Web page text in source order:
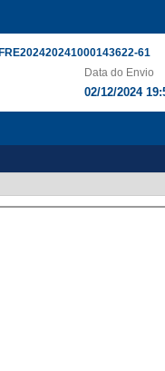
61
Data do Envio
02/12/2024